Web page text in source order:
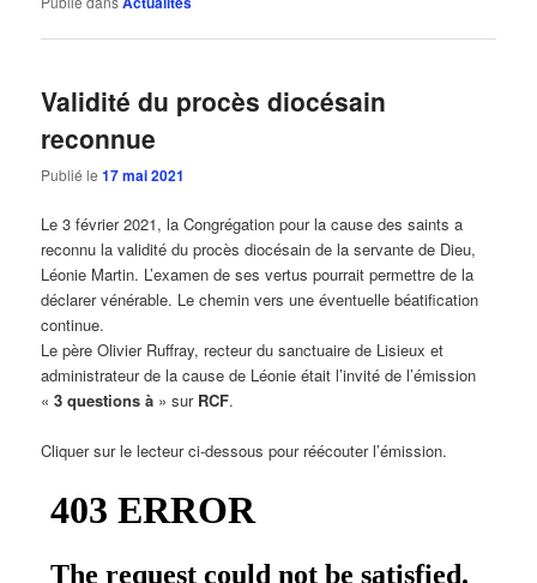
Validité du procès diocésain
reconnue
Publié le17 mai 2021
Le 3 février 2021, la Congrégation pour la cause des saints a
reconnu la validité du procès diocésain de la servante de Dieu,
Léonie Martin. L’examen de ses vertus pourrait permettre de la
déclarer vénérable. Le chemin vers une éventuelle béatification
continue.
Le père Olivier Ruffray, recteur du sanctuaire de Lisieux et
administrateur de la cause de Léonie était l’invité de l’émission
«3 questions à » sur RCF.
Cliquer sur le lecteur ci-dessous pour réécouter l’émission.